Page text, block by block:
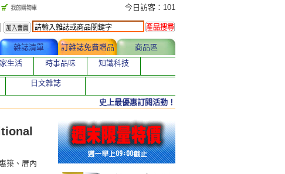
惠築、厝內
今日訪客：101
雜誌清單 訂雜誌免費贈品
商品區
生活 時事品味 知識科技
日文雜誌
史上最優惠訂閱活動！